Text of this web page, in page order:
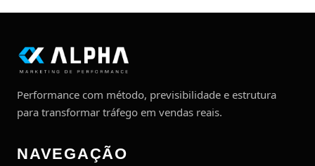
Performance com método, previsibilidade e estrutura
para transformar tráfego em vendas reais.
NAVEGAÇÃO